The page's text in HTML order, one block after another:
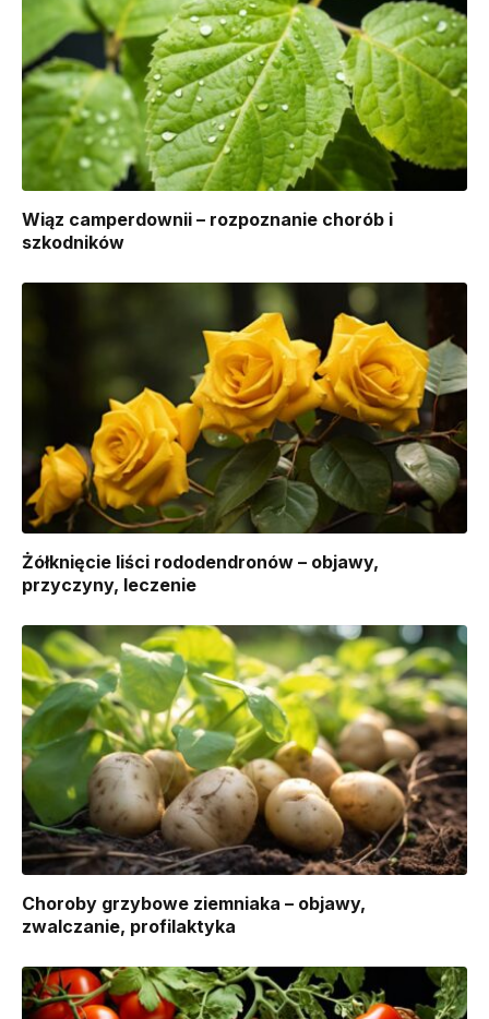
Wiąz camperdownii – rozpoznanie chorób i
szkodników
Żółknięcie liści rododendronów – objawy,
przyczyny, leczenie
Choroby grzybowe ziemniaka – objawy,
zwalczanie, profilaktyka